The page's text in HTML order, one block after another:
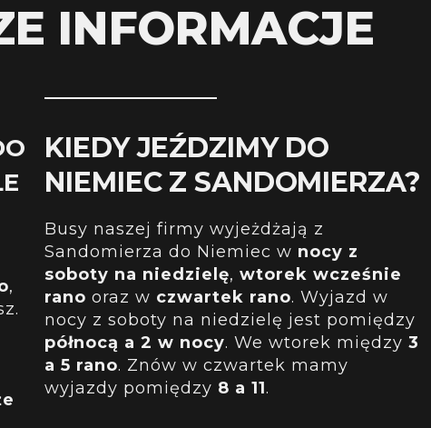
INFORMACJE
,
KIEDY JEŹDZIMY DO
NIEMIEC Z SANDOMIERZA?
Busy naszej firmy wyjeżdżają z
Sandomierza do Niemiec w nocy z
soboty na niedzielę, wtorek wcześnie
rano oraz w czwartek rano. Wyjazd w
nocy z soboty na niedzielę jest pomiędzy
północą a 2 w nocy. We wtorek między3
a 5 rano. Znów w czwartek mamy
wyjazdy pomiędzy 8 a 11.